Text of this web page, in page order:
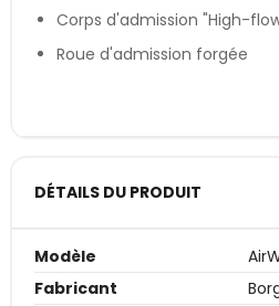
Corps d'admission "High-
Roue d'admission forgée
DÉTAILS DU PRODUIT
Modèle
Fabricant